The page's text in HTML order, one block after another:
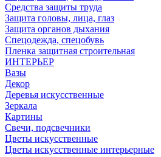
Средства защиты труда
Защита головы, лица, глаз
Защита органов дыхания
Спецодежда, спецобувь
Пленка защитная строительная
ИНТЕРЬЕР
Вазы
Декор
Деревья искусственные
Зеркала
Картины
Свечи, подсвечники
Цветы искусственные
Цветы искусственные интерьерные